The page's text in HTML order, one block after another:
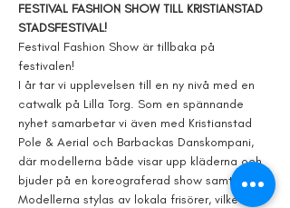
FESTIVAL FASHION SHOW TILL KRISTIANSTAD
STADSFESTIVAL!
Festival Fashion Show är tillbaka på
festivalen!
I år tar vi upplevelsen till en ny nivå med en
catwalk på Lilla Torg. Som en spännande
nyhet samarbetar vi även med Kristianstad
Pole & Aerial och Barbackas Danskompani,
där modellerna både visar upp kläderna och
bjuder på en koreograferad show samtidigt.
Modellerna stylas av lokala frisörer, vilket